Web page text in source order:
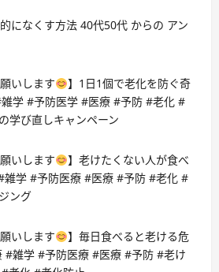
になくす方法 40代50代 からの アン
いします
】1日1個で老化を防ぐ奇
学 #予防医学 #医療 #予防 #老化 #
学び直しキャンペーン
いします
】老けたくない人が食べ
雑学 #予防医療 #医療 #予防 #老化 #
ング
いします
】毎日食べると老ける危
雑学 #予防医療 #医療 #予防 #老け